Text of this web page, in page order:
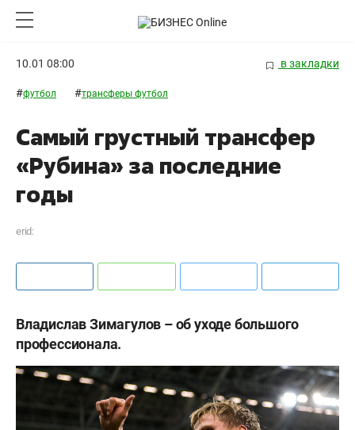
10.01 08:00 в закладки
#футбол #трансферы футбол
Самый грустный трансфер
«Рубина» за последние
годы
erid:
Владислав Зимагулов –об уходе большого
профессионала.